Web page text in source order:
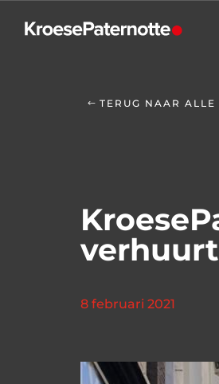
TERUG NAAR ALLE
8 februari 2021